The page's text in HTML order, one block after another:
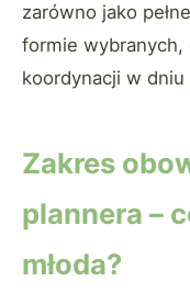
zarówno jako
formie wybranych,
koordynacji w dniu
Zakres
plannera –
młoda?